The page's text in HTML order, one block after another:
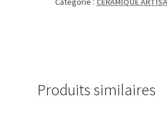
Produits similaires